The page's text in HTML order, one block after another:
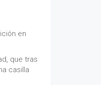
en
que tras
casilla